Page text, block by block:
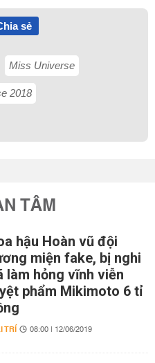
sẻ
Miss Universe
2018
TÂM
hậu Hoàn vũ đội
miện fake, bị nghi
làm hỏng vĩnh viễn
phẩm Mikimoto 6 tỉ
TRÍ 08:00 | 12/06/2019